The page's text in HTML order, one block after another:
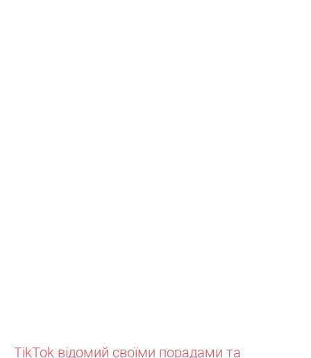
TikTok відомий своїми порадами та